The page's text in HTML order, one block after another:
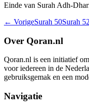
Einde van Surah Adh-
← VorigeSurah 50Surah 52
Over Qoran.nl
Qoran.nl is een initiatief
voor iedereen in de
gebruiksgemak en een
Navigatie